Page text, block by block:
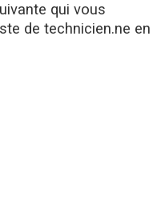
qui vous
de technicien.ne en